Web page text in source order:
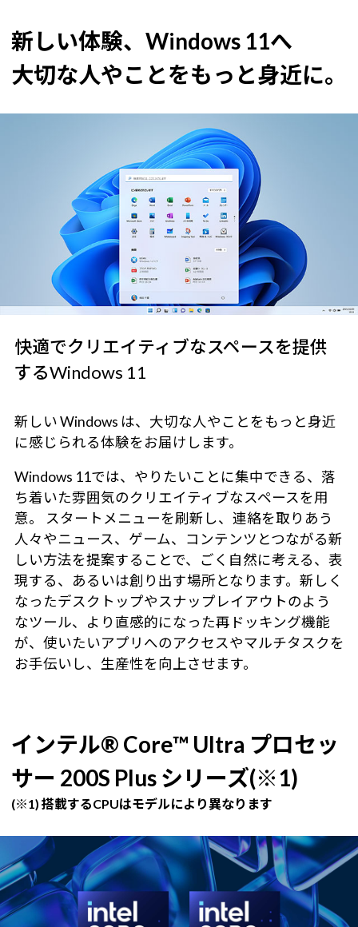
新しい体験、Windows 11へ
大切な人やことをもっと身近に。
快適でクリエイティブなスペースを提供
するWindows 11
新しい Windows は、大切な人やことをもっと身近
に感じられる体験をお届けします。
Windows 11では、やりたいことに集中できる、落
ち着いた雰囲気のクリエイティブなスペースを用
意。 スタートメニューを刷新し、連絡を取りあう
人々やニュース、ゲーム、コンテンツとつながる新
しい方法を提案することで、ごく自然に考える、表
現する、あるいは創り出す場所となります。新しく
なったデスクトップやスナップレイアウトのよう
なツール、より直感的になった再ドッキング機能
が、使いたいアプリへのアクセスやマルチタスクを
お手伝いし、生産性を向上させます。
インテル® Core™ Ultra プロセッ
サー 200S Plus シリーズ(※1)
(※1) 搭載するCPUはモデルにより異なります